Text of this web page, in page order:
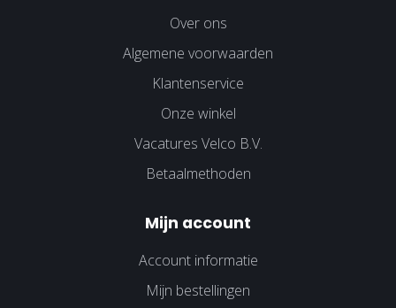
Over ons
Algemene voorwaarden
Klantenservice
Onze winkel
Vacatures Velco B.V.
Betaalmethoden
Mijn account
Account informatie
Mijn bestellingen